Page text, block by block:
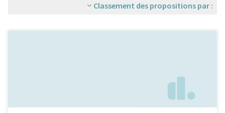
Classement des propositions par :